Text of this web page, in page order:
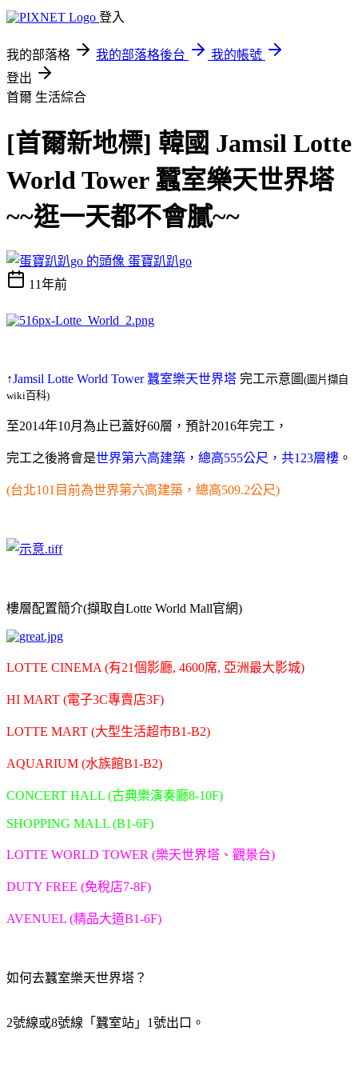
登入
我的部落格 我的部落格後台
我的帳號
登出
首爾 生活綜合
[首爾新地標] 韓國 Jamsil Lotte
World Tower 蠶室樂天世界塔
~~逛一天都不會膩~~
蛋寶趴趴go
11年前
↑Jamsil Lotte World Tower 蠶室樂天世界塔 完工示意圖 (圖片擷自
wiki百科)
至2014年10月為止已蓋好60層，預計2016年完工，
完工之後將會是世界第六高建築，總高555公尺，共123層樓 。
(台北101目前為世界第六高建築，總高509.2公尺)
樓層配置簡介(擷取自Lotte World Mall官網)
LOTTE CINEMA (有21個影廳, 4600席, 亞洲最大影城)
HI MART (電子3C專賣店3F)
LOTTE MART (大型生活超市B1-B2)
AQUARIUM (水族館B1-B2)
CONCERT HALL (古典樂演奏廳8-10F)
SHOPPING MALL (B1-6F)
LOTTE WORLD TOWER (樂天世界塔、觀景台)
DUTY FREE (免稅店7-8F)
AVENUEL (精品大道B1-6F)
如何去蠶室樂天世界塔？
2號線或8號線「蠶室站」1號出口。